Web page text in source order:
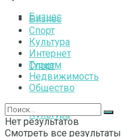
Бизнес
Спорт
Культура
Бизнес
Спорт
Культура
Интернет
Туризм
Недвижимость
Общество
Нет результатов
Смотреть все результаты